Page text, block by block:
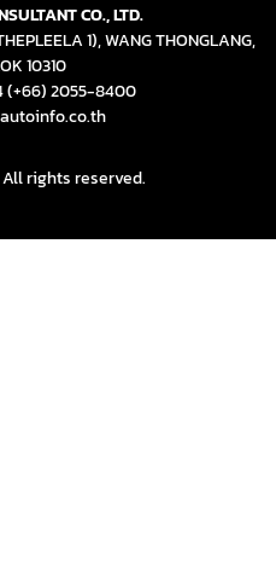
CO., LTD.
1), WANG THONGLANG,
10310
(+66) 2055-8400
rights reserved.